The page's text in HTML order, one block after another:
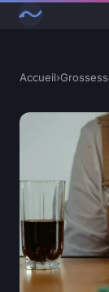
Accueil›